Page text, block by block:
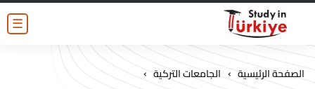
☰
الصفحة الرئيسية › الجامعات التركية ›